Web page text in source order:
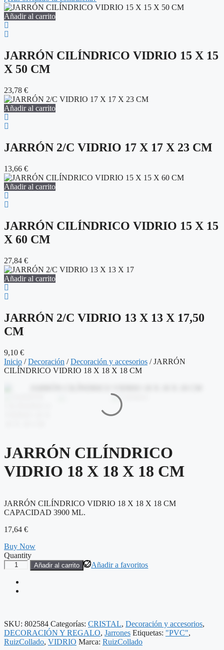
Añadir al carrito
JARRÓN CILÍNDRICO VIDRIO 15 X 15
X 50 CM
23,78 €
Añadir al carrito
JARRÓN 2/C VIDRIO 17 X 17 X 23 CM
13,66 €
Añadir al carrito
JARRÓN CILÍNDRICO VIDRIO 15 X 15
X 60 CM
27,84 €
Añadir al carrito
JARRÓN 2/C VIDRIO 13 X 13 X 17,50
CM
9,10 €
Inicio /Decoración /Decoración y accesorios / JARRÓN
CILÍNDRICO VIDRIO 18 X 18 X 18 CM
JARRÓN CILÍNDRICO
VIDRIO 18 X 18 X 18 CM
JARRÓN CILÍNDRICO VIDRIO 18 X 18 X 18 CM
CAPACIDAD 3900 ML.
17,64 €
Buy Now
Quantity
JARRÓN
CILÍNDRICO
VIDRIO
18
CM
cantidad
Añadir a favoritos
Añadir al carrito
SKU: 802584 Categorías: CRISTAL, Decoración y accesorios,
DECORACIÓN Y REGALO, Jarrones Etiquetas: "PVC",
RuizCollado, VIDRIO Marca: RuizCollado